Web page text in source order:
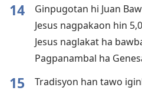
14 Ginpugotan hi Juan
Jesus nagpakaon hin
Jesus naglakat ha
Pagpanambal ha
15 Tradisyon han tawo